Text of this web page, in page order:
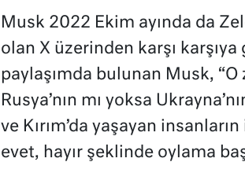
Musk 2022 Ekim ayında da
olan X üzerinden karşı
paylaşımda bulunan Musk,
Rusya’nın mı yoksa
ve Kırım’da yaşayan
evet, hayır şeklinde oylama